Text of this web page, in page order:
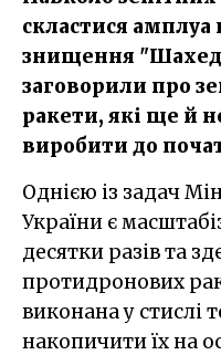
скластися
знищення
заговорили про
ракети, які ще й
виробити до
Однією із задач Міністерства оборони
України є
десятки разів та
протидронових
виконана у стислі
накопичити їх на